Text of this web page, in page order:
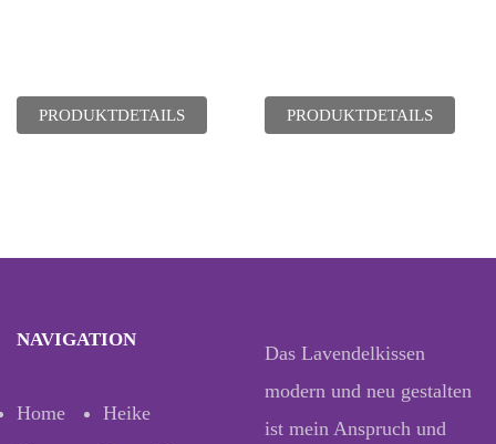
PRODUKTDETAILS PRODUKTDETAILS
NAVIGATION
Home
Heike
Das Lavendelkissen
modern und neu gestalten
ist mein Anspruch und